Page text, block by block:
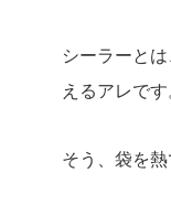
シーラーと
えるアレです
そう、袋を熱